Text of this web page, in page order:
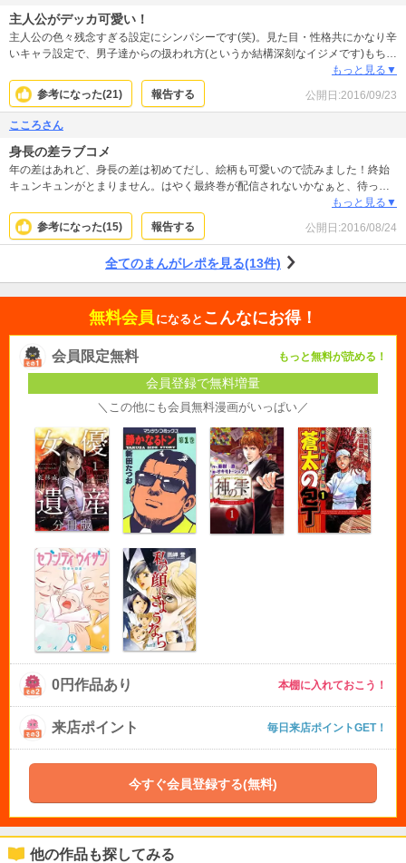
主人公がデッカ可愛い！
主人公の色々残念すぎる設定にシンパシーです(笑)。見た目・性格共にかなり辛
いキャラ設定で、男子達からの扱われ方(というか結構深刻なイジメです)もちょ
っと酷いと感じる部分もありましたが、それでも明るく頑張る主人公のトロさ
と優しさ、純真さに癒されました。続きも是非読みたいです。
もっと見る▼
参考になった(21) 報告する 公開日:2016/09/23
こころさん
身長の差ラブコメ
年の差はあれど、身長の差は初めてだし、絵柄も可愛いので読みました！終始
キュンキュンがとまりません。はやく最終巻が配信されないかなぁと、待って
もっと見る▼
参考になった(15) 報告する 公開日:2016/08/24
全てのまんがレポを見る(13件)
無料会員 になると こんなにお得！
会員限定無料 もっと無料が読める！
会員登録で無料増量
＼この他にも会員無料漫画がいっぱい／
0円作品あり 本棚に入れておこう！
来店ポイント 毎日来店ポイントGET！
今すぐ会員登録する(無料)
他の作品も探してみる